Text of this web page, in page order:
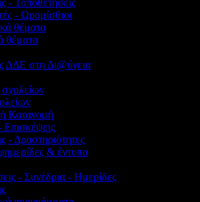
- Ωρομίσθιοι
θέματα
θέματα
ΔΔΕ στη Δι@ύγεια
Κατανομή
- Δραστηριότητες
& έντυπα
- Συνέδρια - Ημερίδες